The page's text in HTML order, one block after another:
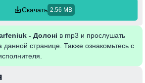
Скачать 2.56 MB
- Долоні в mp3 и прослушать
странице. Также ознакомьтесь с